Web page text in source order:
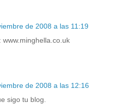
de 2008 a las 11:19
www.minghella.co.uk
de 2008 a las 12:16
sigo tu blog.